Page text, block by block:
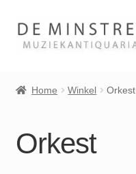
Ga
door
Ga
naar
Veel gestelde vragen
Home Winkel Orkest
Orkest